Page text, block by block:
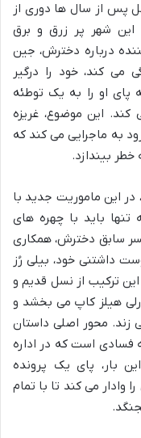
پس از سال ها دوری از
این شهر پر زرق و برق
درباره دخترش، جین
می کند، خود را درگیر
پای او را به یک توطئه
این موضوع، غریزه
به ماجرایی می کند که
بیندازد.
این ماموریت جدید با
باید با چهره های
سابق دخترش، همکاری
داشتنی خود، بیلی رُز
ترکیب از نسل قدیم و
هیلز کاپ می بخشد و
زند. محور اصلی داستان
فسادی است که در اداره
بار، پای یک پرونده
می کند تا با تمام